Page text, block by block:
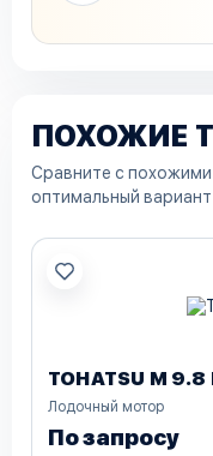
ПОХОЖИЕ
Сравните с
оптимальный вариант
TOHATSU M 9.8
Лодочный мотор
По запросу